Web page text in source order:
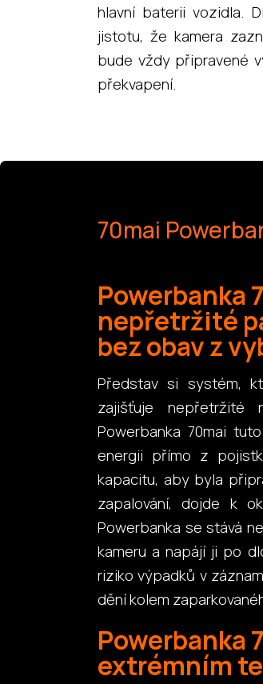
hlavní baterii vozidla.
jistotu, že kamera
bude vždy připravené
překvapení.
70mai
Powerbanka
nepřetržité
bez obav z
Představ si systém,
zajišťuje nepřetržité
Powerbanka 70mai
energii přímo z
kapacitu, aby byla
zapalování, dojde k
Powerbanka se stává
kameru a napájí ji po
riziko výpadků v
dění kolem
Powerbanka
extrémním